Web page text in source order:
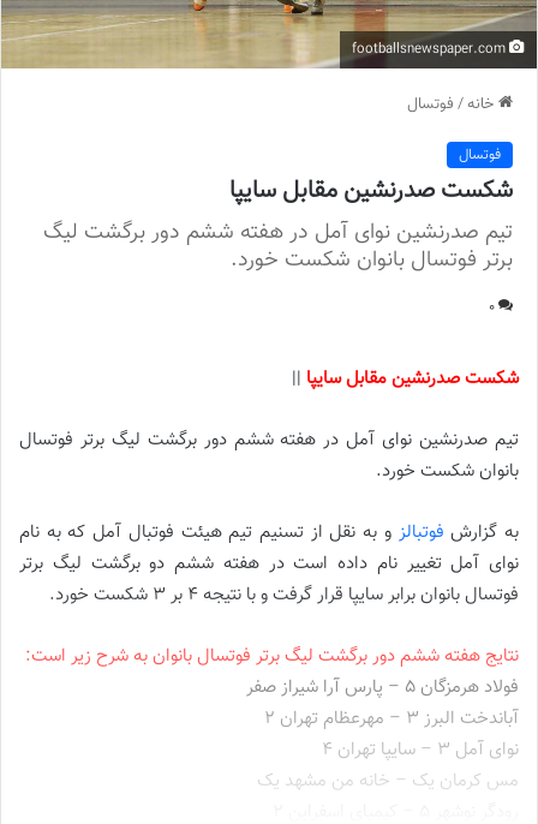
خانه/ فوتسال
فوتسال
شکست صدرنشین مقابل سایپا
تیم صدرنشین نوای آمل در هفته ششم دور برگشت لیگ
برتر فوتسال بانوان شکست خورد.
0
شکست صدرنشین مقابل سایپا ||
تیم صدرنشین نوای آمل در هفته ششم دور برگشت لیگ برتر فوتسال
بانوان شکست خورد.
به گزارش فوتبالز و به نقل از تسنیم تیم هیئت فوتبال آمل که به نام
نوای آمل تغییر نام داده است در هفته ششم دو برگشت لیگ برتر
فوتسال بانوان برابر سایپا قرار گرفت و با نتیجه 4 بر 3 شکست خورد.
نتایج هفته ششم دور برگشت لیگ برتر فوتسال بانوان به شرح زیر است:
فولاد هرمزگان 5 – پارس آرا شیراز صفر
آباندخت البرز 3 – مهرعظام تهران 2
نوای آمل 3 – سایپا تهران 4
مس کرمان یک – خانه من مشهد یک